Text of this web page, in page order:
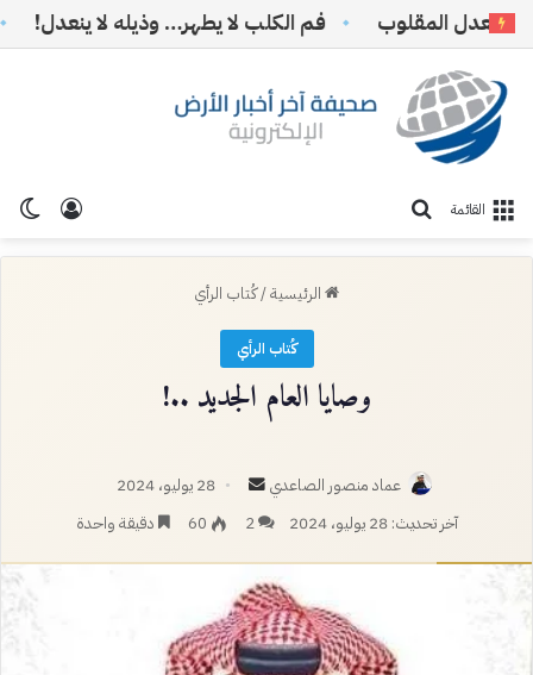
المقلوب فم الكلب لا يطهر… وذيله لا ينعدل!
تسجيل القائمة
الرئيسية/كُتاب الرأي
كُتاب الرأي
وصايا العام الجديد ..!
عماد منصور الصاعدي
أرسل
بريدا
28 يوليو، 2024
آخر تحديث: 28 يوليو، 2024
2
60 دقيقة واحدة